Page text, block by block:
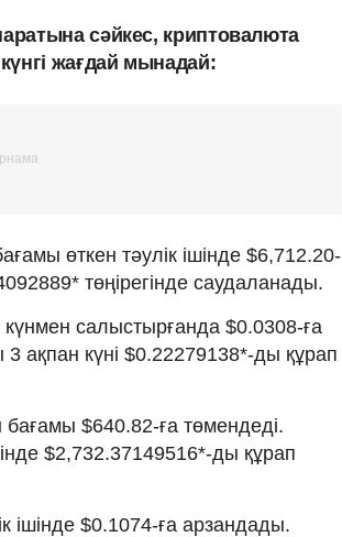
сәйкес, криптовалюта
жағдай мынадай:
өткен тәулік ішінде $6,712.20-
төңірегінде саудаланады.
салыстырғанда $0.0308-ға
ақпан күні $0.22279138*-ды құрап
$640.82-ға төмендеді.
$2,732.37149516*-ды құрап
ішінде $0.1074-ға арзандады.